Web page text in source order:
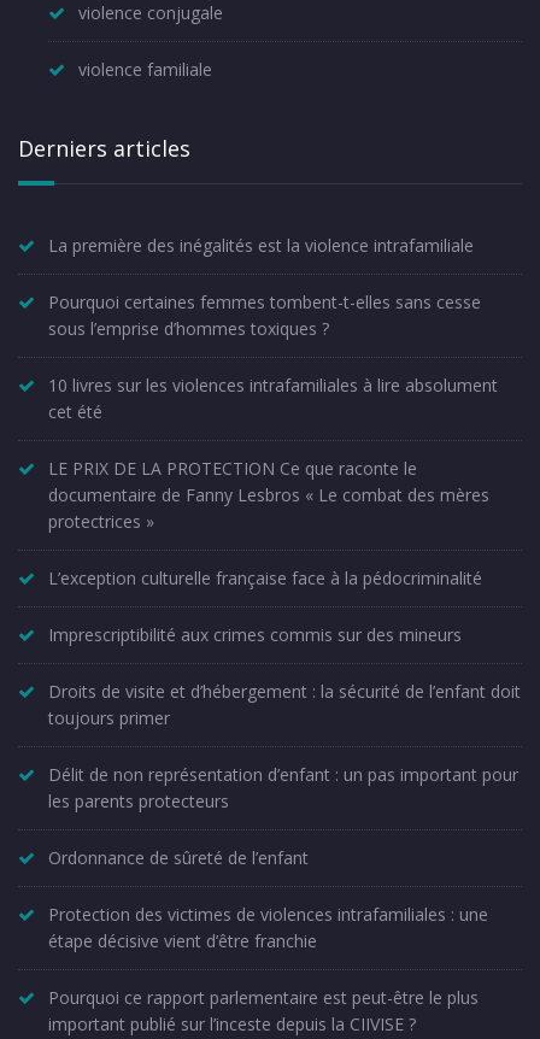
violence conjugale
violence familiale
Derniers articles
La première des inégalités est la violence intrafamiliale
Pourquoi certaines femmes tombent-t-elles sans cesse
sous l’emprise d’hommes toxiques ?
10 livres sur les violences intrafamiliales à lire absolument
cet été
LE PRIX DE LA PROTECTION Ce que raconte le
documentaire de Fanny Lesbros « Le combat des mères
protectrices »
L’exception culturelle française face à la pédocriminalité
Imprescriptibilité aux crimes commis sur des mineurs
Droits de visite et d’hébergement : la sécurité de l’enfant doit
toujours primer
Délit de non représentation d’enfant : un pas important pour
les parents protecteurs
Ordonnance de sûreté de l’enfant
Protection des victimes de violences intrafamiliales : une
étape décisive vient d’être franchie
Pourquoi ce rapport parlementaire est peut-être le plus
important publié sur l’inceste depuis la CIIVISE ?